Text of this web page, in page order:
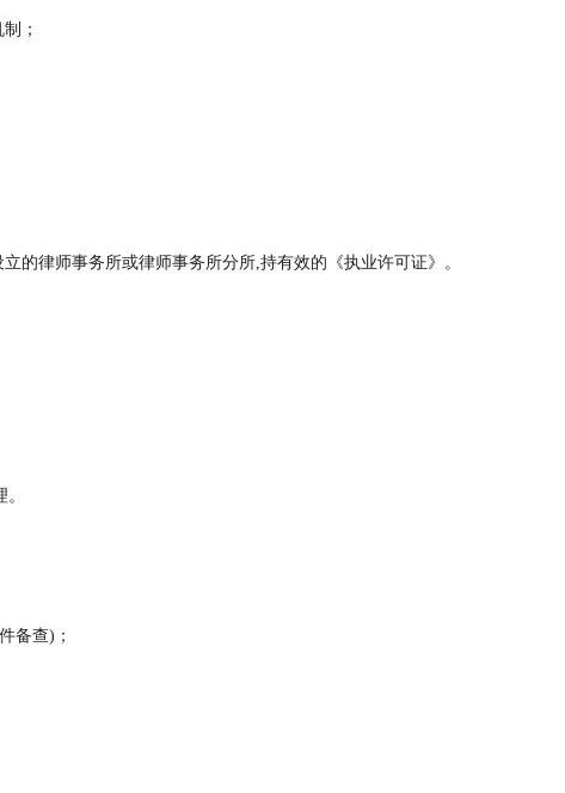
；
律师事务所或律师事务所分所,持有效的《执业许可证》。
备查)；